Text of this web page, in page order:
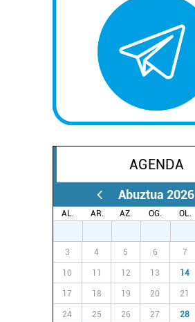
AGENDA
Abuztua 2026
AL. AR. AZ. OG. OL.
3 4 5 6 7
10 11 12 13 14
17 18 19 20 21
24 25 26 27 28